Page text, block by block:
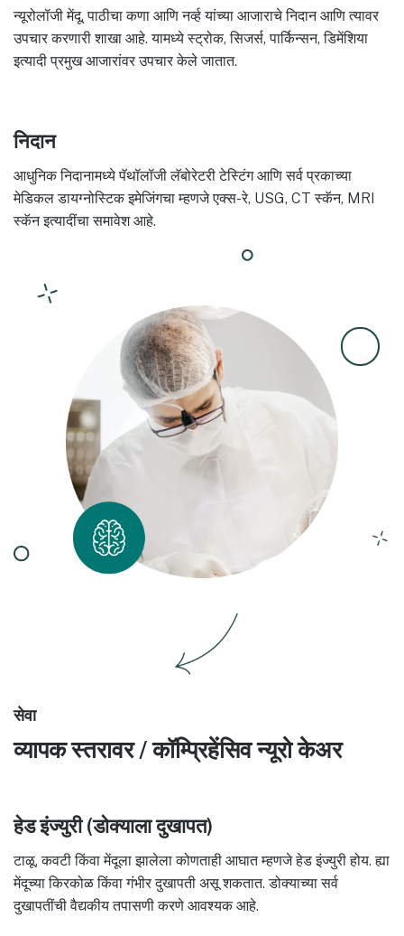
न्यूरोलॉजी मेंदू, पाठीचा कणा आणि नर्व्ह यांच्या आजाराचे निदान आणि त्यावर
उपचार करणारी शाखा आहे. यामध्ये स्ट्रोक, सिजर्स, पार्किन्सन, डिमेंशिया
इत्यादी प्रमुख आजारांवर उपचार केले जातात.
निदान
आधुनिक निदानामध्ये पॅथॉलॉजी लॅबोरेटरी टेस्टिंग आणि सर्व प्रकाच्या
मेडिकल डायग्नोस्टिक इमेजिंगचा म्हणजे एक्स-रे, USG, CT स्कॅन, MRI
स्कॅन इत्यादींचा समावेश आहे.
सेवा
व्यापक स्तरावर / कॉम्प्रिहेंसिव न्यूरो केअर
हेड इंज्युरी (डोक्याला दुखापत)
टाळू, कवटी किंवा मेंदूला झालेला कोणताही आघात म्हणजे हेड इंज्युरी होय. ह्या
मेंदूच्या किरकोळ किंवा गंभीर दुखापती असू शकतात. डोक्याच्या सर्व
दुखापतींची वैद्यकीय तपासणी करणे आवश्यक आहे.